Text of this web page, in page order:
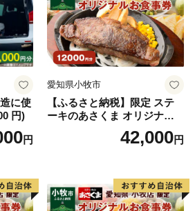
に使
円)
円
愛知県小牧市
【ふるさと納税】限定 ステ
ーキのあさくま オリジナル
お食事券 12000円 お好きなメ
ニュー 好きなだけ コーンス
県 小牧店 小牧市 チケット 送
料無料
42,000円